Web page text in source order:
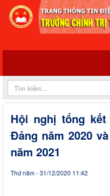
Hội nghị tổng
Đảng năm 2020
năm 2021
Thứ năm - 31/12/2020 11:42